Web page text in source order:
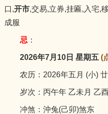
口,开市,交易,立券,挂匾,入宅,
成服
忌 ：
2026年7月10日 星期五 (
农历：2026年五月 (小) 廿
岁次：丙午年 乙未月 乙酉
冲煞：沖兔(己卯)煞东